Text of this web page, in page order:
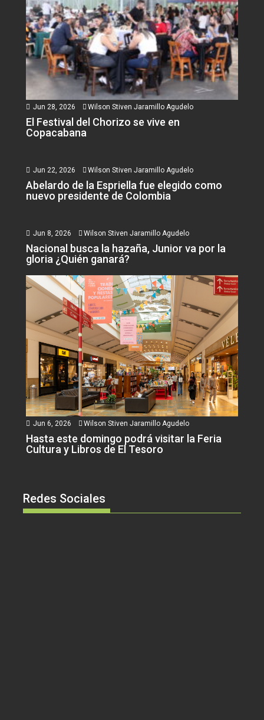
Jun 28, 2026 Wilson Stiven Jaramillo Agudelo
El Festival del Chorizo se vive en
Copacabana
Jun 22, 2026 Wilson Stiven Jaramillo Agudelo
Abelardo de la Espriella fue elegido como
nuevo presidente de Colombia
Jun 8, 2026 Wilson Stiven Jaramillo Agudelo
Nacional busca la hazaña, Junior va por la
gloria ¿Quién ganará?
Jun 6, 2026 Wilson Stiven Jaramillo Agudelo
Hasta este domingo podrá visitar la Feria
Cultura y Libros de El Tesoro
Redes Sociales